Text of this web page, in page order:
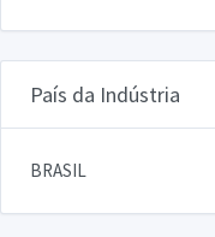
País da Indústria
BRASIL